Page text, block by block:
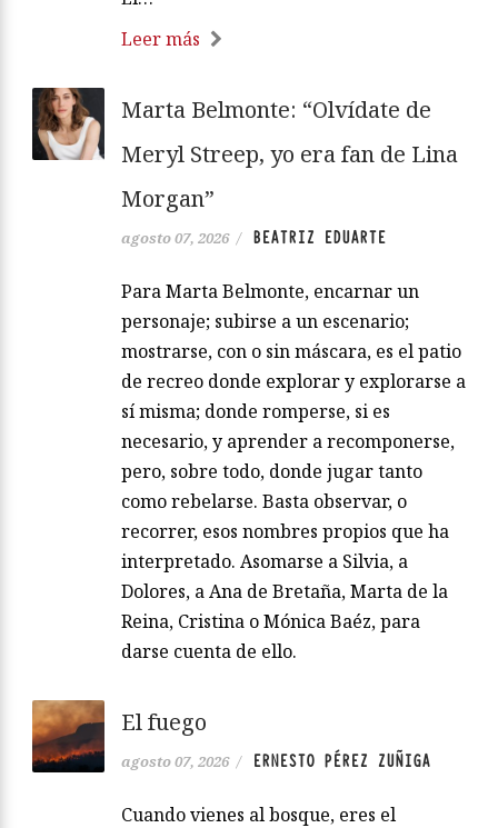
Leer más
Marta Belmonte: “Olvídate de
Meryl Streep, yo era fan de Lina
Morgan”
agosto 07, 2026 / BEATRIZ EDUARTE
Para Marta Belmonte, encarnar un
personaje; subirse a un escenario;
mostrarse, con o sin máscara, es el patio
de recreo donde explorar y explorarse a
sí misma; donde romperse, si es
necesario, y aprender a recomponerse,
pero, sobre todo, donde jugar tanto
como rebelarse. Basta observar, o
recorrer, esos nombres propios que ha
interpretado. Asomarse a Silvia, a
Dolores, a Ana de Bretaña, Marta de la
Reina, Cristina o Mónica Baéz, para
darse cuenta de ello.
El fuego
agosto 07, 2026 / ERNESTO PÉREZ ZUÑIGA
Cuando vienes al bosque, eres el